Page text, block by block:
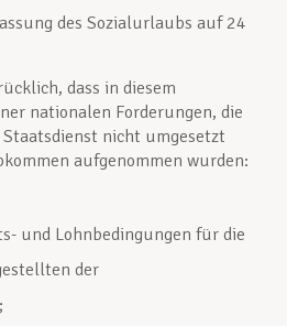
des Sozialurlaubs auf 24
dass in diesem
nationalen Forderungen, die
nicht umgesetzt
aufgenommen wurden:
und Lohnbedingungen für die
der